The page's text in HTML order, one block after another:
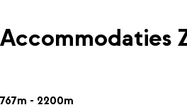
Accommodaties
767m - 2200m